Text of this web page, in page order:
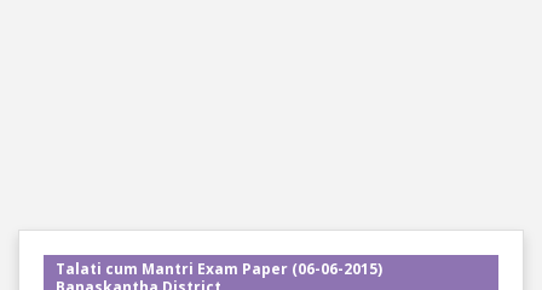
Talati cum Mantri Exam Paper (06-06-2015)